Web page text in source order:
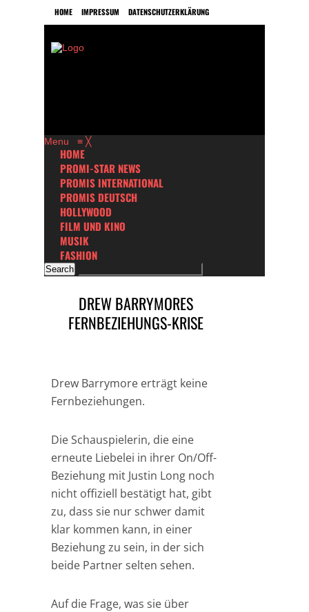
HOME IMPRESSUM DATENSCHUTZERKLÄRUNG
Menu ≡ ╳
HOME
PROMI-STAR NEWS
PROMIS INTERNATIONAL
PROMIS DEUTSCH
HOLLYWOOD
FILM UND KINO
MUSIK
FASHION
DREW BARRYMORES
FERNBEZIEHUNGS-KRISE
Drew Barrymore erträgt keine
Fernbeziehungen.
Die Schauspielerin, die eine
erneute Liebelei in ihrer On/Off-
Beziehung mit Justin Long noch
nicht offiziell bestätigt hat, gibt
zu, dass sie nur schwer damit
klar kommen kann, in einer
Beziehung zu sein, in der sich
beide Partner selten sehen.
Auf die Frage, was sie über